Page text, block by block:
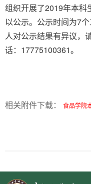
组织开展了2019年本科
以公示。 公示时间为7
人对公示结果有异议，
话：17775100361。
相关附件下载： 食品学院